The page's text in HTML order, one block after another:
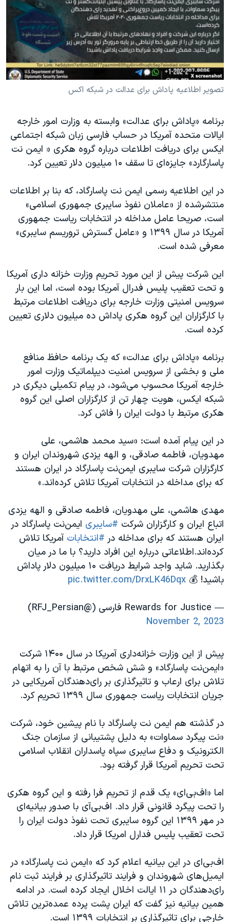
فرهنگ و زندگی
حقوق شهروندی
اقتصادی
علم و فناوری
آرشیو پخش زنده
مستندها
انتخابات ریاست جمهوری آمریکا ۲۰۲۴
حمله جمهوری اسلامی به اسرائیل
رمز مهسا
مجموعه مستندهای دادخواهی
تریبونال مردمی آبان ۹۸
دادگاه حمید نوری
قانون شفافیت دارائی کادر رهبری ایران
اعتراضات مردمی آبان ۹۸
اسرائیل در جنگ
نرگس محمدی برنده جایزه نوبل صلح
همایش محافظه‌کاران آمریکا «سی‌پک»
صفحه‌های ویژه
سفر پرزیدنت ترامپ به چین
دنبال کنید
زبانهای مختلف
تصویر اطلاعیه پاداش برای عدالت در شبکه اکس
برنامه «پاداش برای عدالت» وابسته به وزارت امور خارجه
ایالات متحده آمریکا در حساب فارسی زبان شبکه اجتماعی
ایکس برای دریافت اطلاعات درباره گروه هکری « ایمن نت
پاسارگارد» جایز‌ه‌ای تا سقف ۱۰ میلیون دلار تعیین کرد.
در این اطلاعیه رسمی ایمن نت پاسارگاد، که بنا بر اطلاعات
منتشرشده از «عاملان نفوذ سایبری جمهوری اسلامی»
است، صریحا عامل مداخله در انتخابات ریاست جمهوری
آمریکا در سال ۱۳۹۹ و «عامل گسترش تروریسم سایبری»
معرفی شده است.
این شرکت پیش از این مورد تحریم وزارت خزانه داری آمریکا
و تحت تعقیب پلیس فدرال آمریکا بوده است، اما این بار
سرویس امنیتی وزارت خارجه برای دریافت اطلاعات مرتبط
با کارگزاران این گروه هکری پاداش ده میلیون دلاری تعیین
کرده است.
برنامه «پاداش برای عدالت» که یک برنامه حافظ منافع
ملی و بخشی از سرویس امنیت دیپلماتیک وزارت امور
خارجه آمریکا محسوب می‌شود، در پیام تکمیلی دیگری در
شبکه ایکس، هویت چهار تن از کارگزاران اصلی این گروه
هکری مرتبط با دولت ایران را فاش کرد.
در این پیام آمده است: «سید محمد هاشمی، علی
مهدویان، فاطمه صادقی، و الهه یزدی شهروندان ایران و
کارگزاران شرکت ⁧سایبری‬⁩ ایمن‌نت پاسارگاد در ایران هستند
که برای مداخله در ⁧انتخابات‬⁩ آمریکا تلاش کرده‌اند.»
مهدی هاشمی، علی مهدویان، فاطمه صادقی و الهه یزدی
اتباع ایران و کارگزاران شرکت #سایبری ایمن‌نت پاسارگاد در
ایران هستند که برای مداخله در #انتخابات آمریکا تلاش
کرده‌اند.اطلاعاتی درباره این افراد دارید؟ با ما در میان
بگذارید. شاید واجد شرایط دریافت ۱۰ میلیون دلار پاداش
باشید! 💰 pic.twitter.com/DrxLK46Dqx
— Rewards for Justice فارسی (@RFJ_Persian)
November 2, 2023
پیش از این وزارت خزانه‌داری آمریکا در سال ۱۴۰۰ شرکت
«ایمن‌نت پاسارگاد» و شش شخص مرتبط با آن را به اتهام
تلاش برای ارعاب و تاثیرگذاری بر رای‌دهندگان آمریکایی در
جریان انتخابات ریاست جمهوری سال ۱۳۹۹ تحریم کرد.
در گذشته هم ایمن نت پاسارگاد با نام پیشین خود، شرکت
«نت پیگرد سماوات» به دلیل پشتیبانی از سازمان جنگ
الکترونیک و دفاع سایبری سپاه پاسداران انقلاب اسلامی
تحت تحریم‌ آمریکا قرار گرفته بود.
اما «اف‌بی‌ای» یک قدم از تحریم فرا رفته و این گروه هکری
را تحت پیگرد قانونی قرار داد. اف‌بی‌آی با صدور بیانیه‌ای
در مهر ۱۳۹۹ این گروه سایبری تحت نفوذ دولت ایران را
تحت تعقیب پلیس فدارل امریکا قرار داد.
اف‌بی‌ای در این بیانیه اعلام کرد که «ایمن نت پاسارگاد» در
ایمیل‌های شهروندان و فرایند تاثیرگذاری بر فرایند ثبت نام
رای‌دهندگان در ۱۱ ایالت اخلال ایجاد کرده است. در ادامه
همین بیانیه نیز گفت که ایران پشت پرده عمده‌ترین تلاش
خارجی برای تاثیرگذاری بر انتخابات ۱۳۹۹ است.